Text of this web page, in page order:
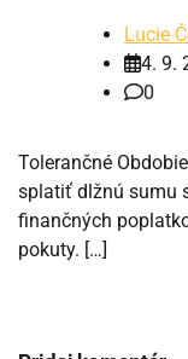
Lucie
4. 9.
0
Tolerančné
splatiť dlžnú sumu
finančných
pokuty. […]